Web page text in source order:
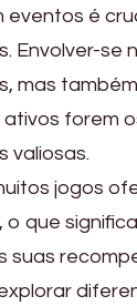
eventos é
Envolver-se
mas
forem
valiosas.
jogos
que
suas